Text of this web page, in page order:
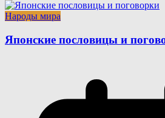
Народы мира
Японские пословицы и